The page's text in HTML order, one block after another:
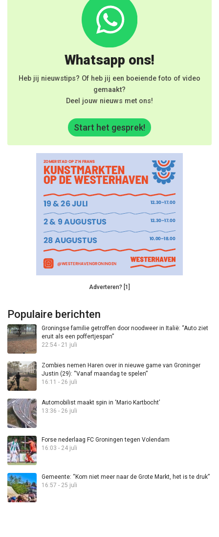
Whatsapp ons!
Heb jij nieuwstips? Of heb jij een boeiende foto of video
gemaakt?
Deel jouw nieuws met ons!
Start het gesprek!
Adverteren? [1]
Populaire berichten
Groningse familie getroffen door noodweer in Italië: “Auto ziet
eruit als een poffertjespan”
22:54 - 21 juli
Zombies nemen Haren over in nieuwe game van Groninger
Justin (29): “Vanaf maandag te spelen”
16:11 - 26 juli
Automobilist maakt spin in ‘Mario Kartbocht’
13:36 - 26 juli
Forse nederlaag FC Groningen tegen Volendam
16:03 - 24 juli
Gemeente: “Kom niet meer naar de Grote Markt, het is te druk”
16:57 - 25 juli